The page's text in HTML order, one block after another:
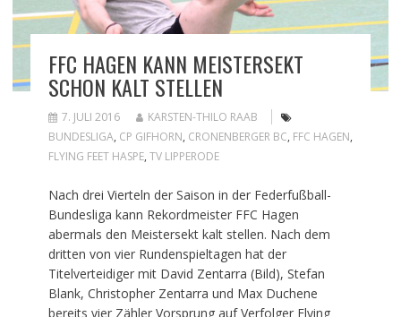
FFC HAGEN KANN MEISTERSEKT
SCHON KALT STELLEN
7. JULI 2016
KARSTEN-THILO RAAB
BUNDESLIGA, CP GIFHORN, CRONENBERGER BC, FFC HAGEN,
FLYING FEET HASPE, TV LIPPERODE
Nach drei Vierteln der Saison in der Federfußball-
Bundesliga kann Rekordmeister FFC Hagen
abermals den Meistersekt kalt stellen. Nach dem
dritten von vier Rundenspieltagen hat der
Titelverteidiger mit David Zentarra (Bild), Stefan
Blank, Christopher Zentarra und Max Duchene
bereits vier Zähler Vorsprung auf Verfolger Flying